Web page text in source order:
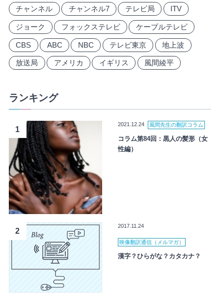
チャンネル チャンネル7 テレビ局 ITV
ジョーク フォックステレビ ケーブルテレビ
CBS ABC NBC テレビ東京 地上波
放送局 アメリカ イギリス 風間綾平
ランキング
1
2021.12.24 風間先生の翻訳コラム
コラム第84回：黒人の髪形（女
性編）
2
2017.11.24
映像翻訳通信（メルマガ）
漢字？ひらがな？カタカナ？